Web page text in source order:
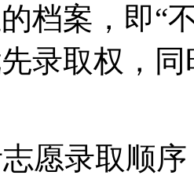
档案，即“
录取权，
愿录取顺序